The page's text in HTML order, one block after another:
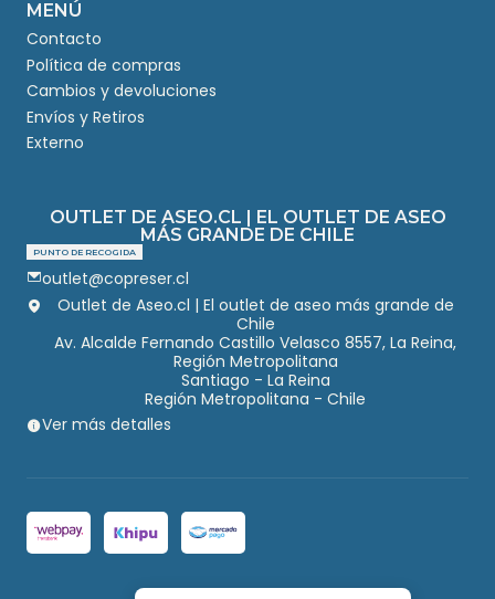
MENÚ
Contacto
Política de compras
Cambios y devoluciones
Envíos y Retiros
Externo
OUTLET DE ASEO.CL | EL OUTLET DE ASEO
MÁS GRANDE DE CHILE
PUNTO DE RECOGIDA
outlet@copreser.cl
Outlet de Aseo.cl | El outlet de aseo más grande de
Chile
Av. Alcalde Fernando Castillo Velasco 8557, La Reina,
Región Metropolitana
Santiago - La Reina
Región Metropolitana - Chile
Ver más detalles